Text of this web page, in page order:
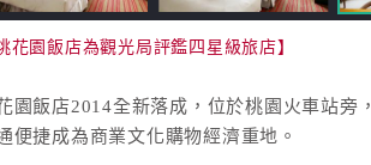
花園飯店為觀光局評鑑四星級旅店】
園飯店2014全新落成，位於桃園火車站旁，
便捷成為商業文化購物經濟重地。